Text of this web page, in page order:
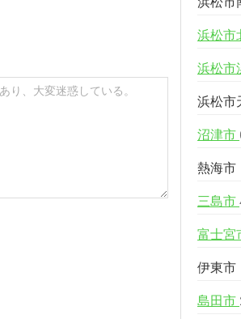
浜松市
浜松市
浜松市
沼津市
熱海市
三島市
富士宮
伊東市
島田市